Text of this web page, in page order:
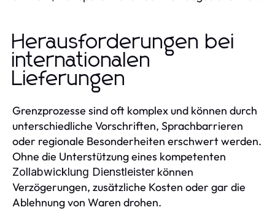
Herausforderungen bei
internationalen
Lieferungen
Grenzprozesse sind oft komplex und können durch
unterschiedliche Vorschriften, Sprachbarrieren
oder regionale Besonderheiten erschwert werden.
Ohne die Unterstützung eines kompetenten
Zollabwicklung Dienstleister können
Verzögerungen, zusätzliche Kosten oder gar die
Ablehnung von Waren drohen.